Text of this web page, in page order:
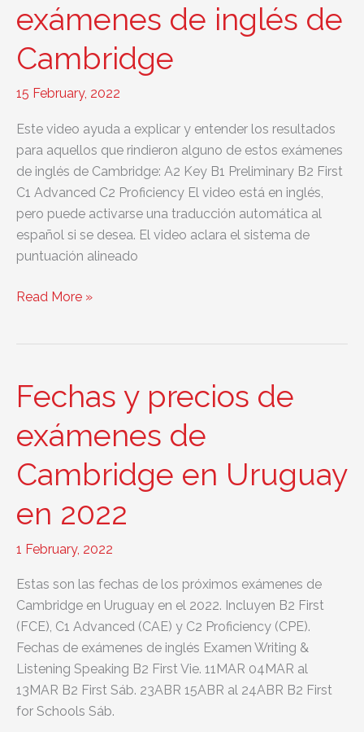
TOEFL
exámenes de inglés de
Cambridge
15 February, 2022
Este video ayuda a explicar y entender los resultados
para aquellos que rindieron alguno de estos exámenes
de inglés de Cambridge: A2 Key B1 Preliminary B2 First
C1 Advanced C2 Proficiency El video está en inglés,
pero puede activarse una traducción automática al
español si se desea. El video aclara el sistema de
puntuación alineado
Explicación
los
exámenes
de
inglés
de
Cambridge
Read More »
Fechas y precios de
exámenes de
Cambridge en Uruguay
en 2022
1 February, 2022
Estas son las fechas de los próximos exámenes de
Cambridge en Uruguay en el 2022. Incluyen B2 First
(FCE), C1 Advanced (CAE) y C2 Proficiency (CPE).
Fechas de exámenes de inglés Examen Writing &
Listening Speaking B2 First Vie. 11MAR 04MAR al
13MAR B2 First Sáb. 23ABR 15ABR al 24ABR B2 First
for Schools Sáb.